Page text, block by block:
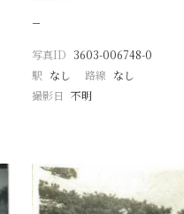
−
写真ID 3603-006748-0
駅 なし 路線 なし
撮影日 不明